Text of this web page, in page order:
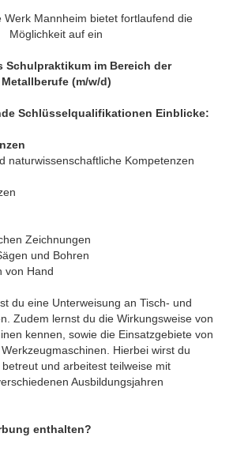
Werk Mannheim bietet fortlaufend die
Möglichkeit auf ein
Schulpraktikum im Bereich der
Metallberufe (m/w/d)
Schlüsselqualifikationen Einblicke:
naturwissenschaftliche​​ Kompetenzen
Zeichnungen
und Bohren
von Hand
du eine Unterweisung an Tisch- und
Zudem lernst du die Wirkungsweise von
kennen, sowie die Einsatzgebiete von
Hierbei wirst du
und arbeitest teilweise mit
Ausbildungsjahren
enthalten?